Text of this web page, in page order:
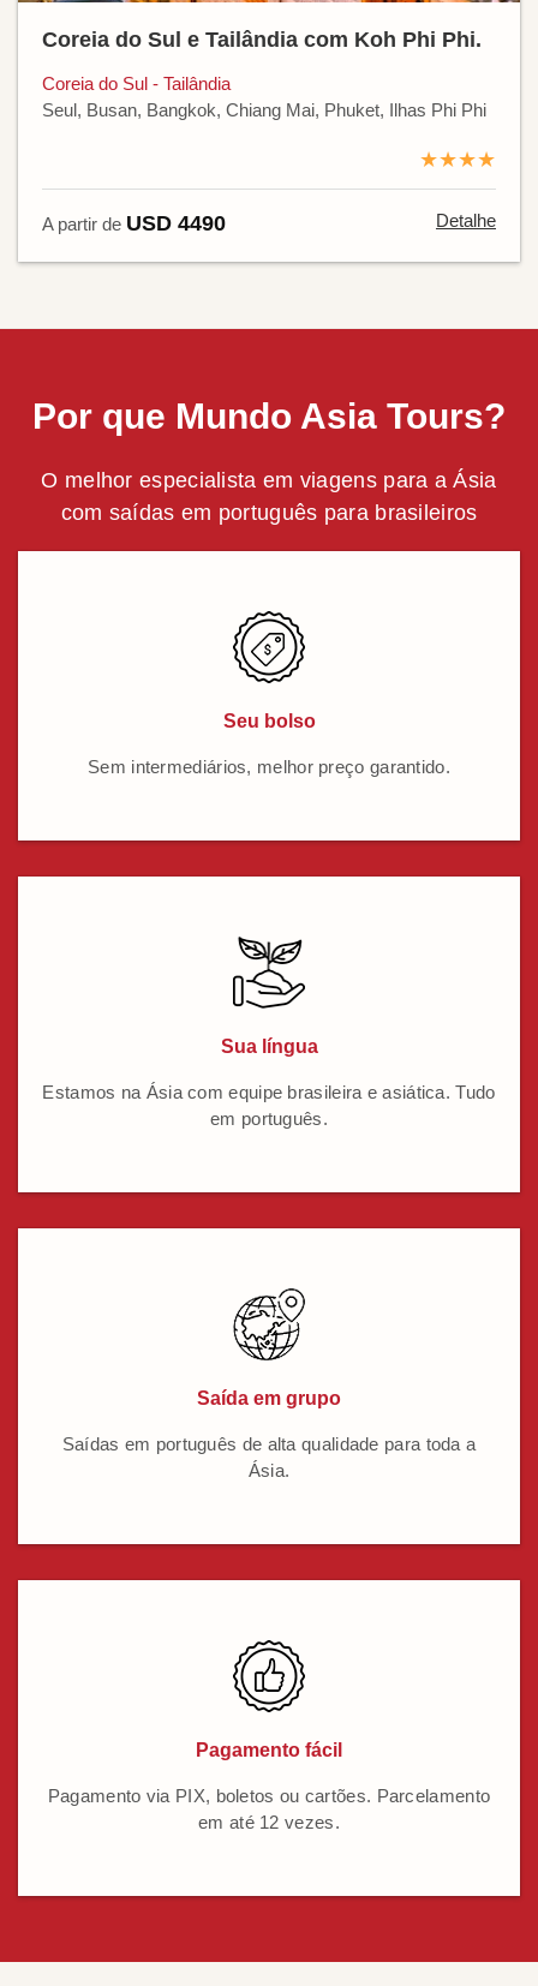
Coreia do Sul e Tailândia com Koh Phi Phi.
Coreia do Sul - Tailândia
Seul, Busan, Bangkok, Chiang Mai, Phuket, Ilhas Phi Phi
★★★★
A partir de USD 4490 Detalhe
Por que Mundo Asia Tours?
O melhor especialista em viagens para a Ásia
com saídas em português para brasileiros
Seu bolso
Sem intermediários, melhor preço garantido.
Sua língua
Estamos na Ásia com equipe brasileira e asiática. Tudo
em português.
Saída em grupo
Saídas em português de alta qualidade para toda a
Ásia.
Pagamento fácil
Pagamento via PIX, boletos ou cartões. Parcelamento
em até 12 vezes.